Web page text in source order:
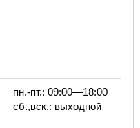
пн.-пт.: 09:00—18:00
сб.,вск.: выходной